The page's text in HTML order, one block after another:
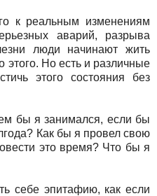
к реальным изменениям
аварий, разрыва
люди начинают жить
этого. Но есть и различные
этого состояния без
бы я занимался, если бы
Как бы я провел свою
это время? Что бы я
себе эпитафию, как если